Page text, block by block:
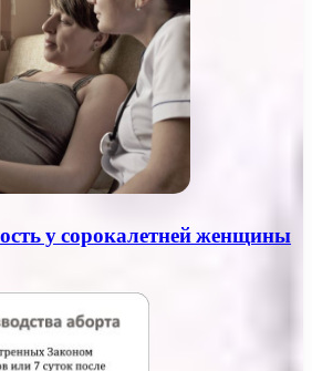
у сорокалетней женщины